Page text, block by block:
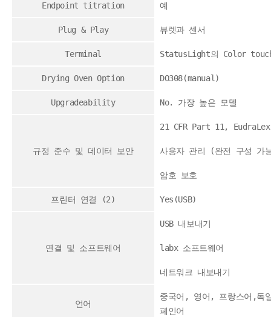
Endpoint titration 예
Plug & Play 뷰렛과 센서
Terminal StatusLight의 Color
Drying Oven Option DO308(manual)
Upgradeability No. 가장 높은 모델
규정 준수 및 데이터 보안
21 CFR Part 11,
사용자 관리 (완전 구성 가
암호 보호
프린터 연결 (2) Yes(USB)
연결 및 소프트웨어
USB 내보내기
labx 소프트웨어
네트워크 내보내기
언어
중국어, 영어, 프랑스어,독
페인어